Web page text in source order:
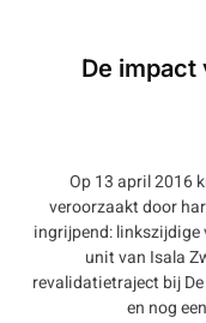
De
Op 13 april 2016
veroorzaakt door
ingrijpend: linkszijdige
unit van Isala
revalidatietraject bij
en nog